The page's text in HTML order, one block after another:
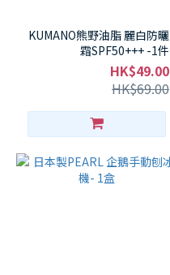
KUMANO熊野油脂 麗白防曬
霜SPF50+++ -1件
HK$49.00
HK$69.00